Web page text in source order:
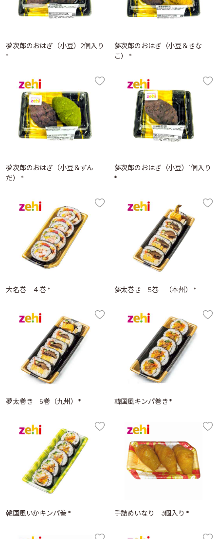
夢次郎のおはぎ（小豆）2個入り
*
夢次郎のおはぎ（小豆＆きな
こ） *
夢次郎のおはぎ（小豆＆ずん
だ） *
夢次郎のおはぎ（小豆）1個入り
*
大名巻 ４巻 * 夢太巻き 5巻 （本州） *
夢太巻き 5巻（九州） * 韓国風キンパ巻き *
韓国風いかキンパ巻 * 手詰めいなり 3個入り *